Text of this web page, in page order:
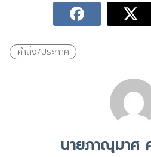
คำสั่ง/ประกาศ
นายภาณุมาศ